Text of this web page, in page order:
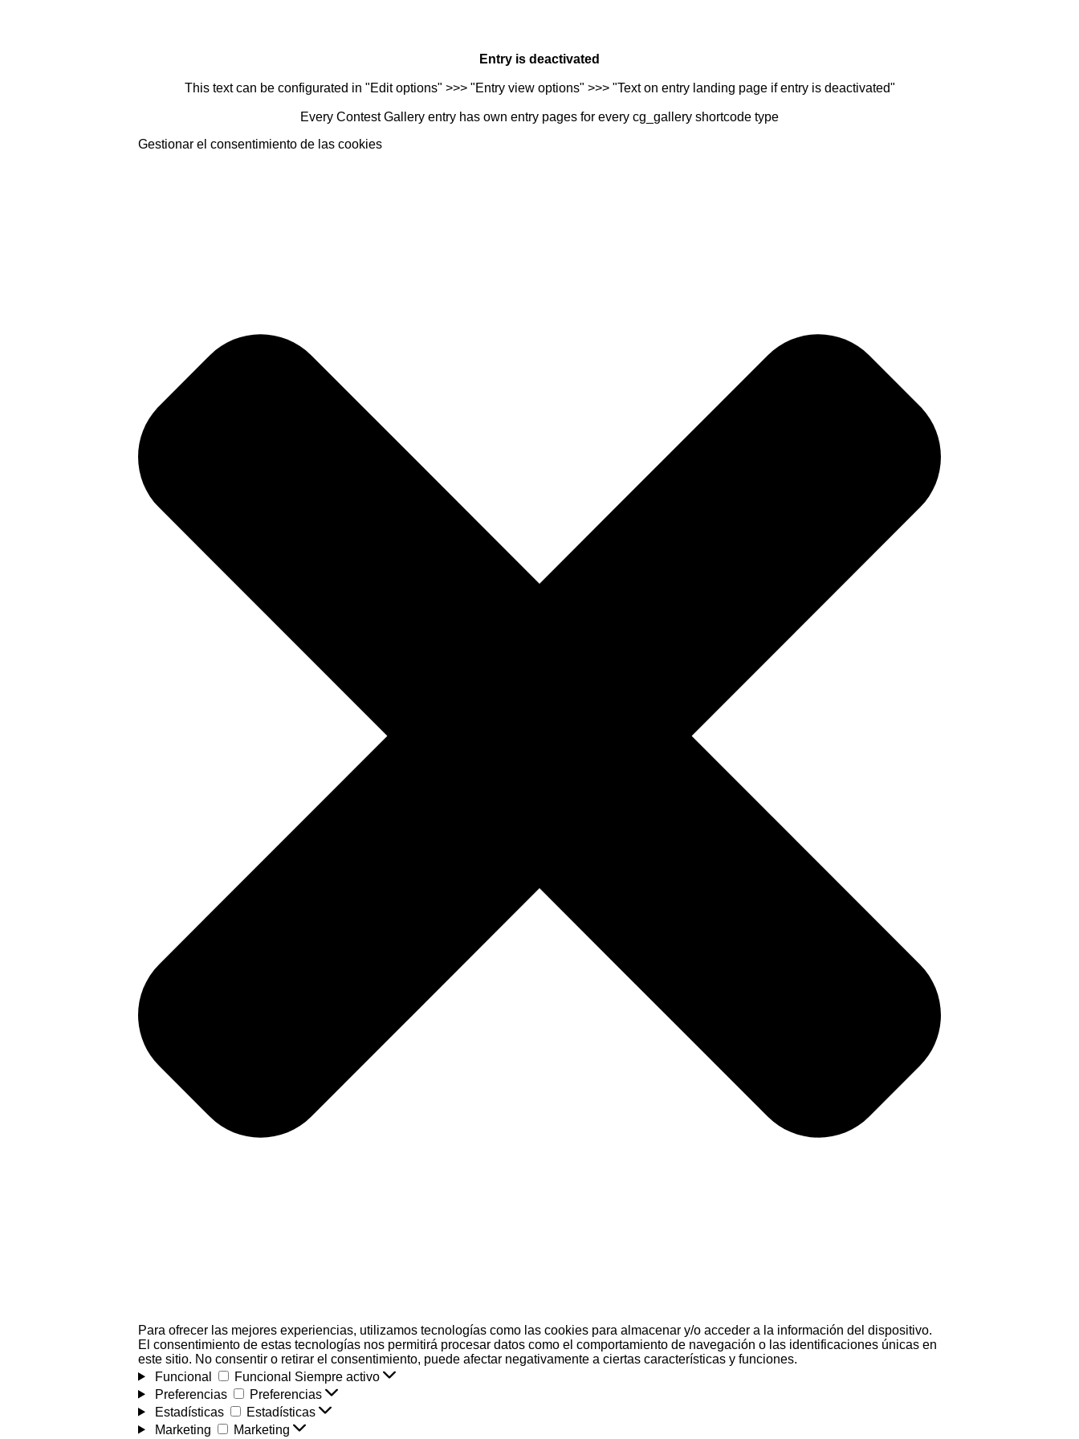
Entry is deactivated
This text can be configurated in "Edit options" >>> "Entry view options" >>> "Text on entry landing page if entry is deactivated"
Every Contest Gallery entry has own entry pages for every cg_gallery shortcode type
Gestionar el consentimiento de las cookies
Para ofrecer las mejores experiencias, utilizamos tecnologías como las cookies para almacenar y/o acceder a la información del dispositivo.
El consentimiento de estas tecnologías nos permitirá procesar datos como el comportamiento de navegación o las identificaciones únicas en
este sitio. No consentir o retirar el consentimiento, puede afectar negativamente a ciertas características y funciones.
Funcional
Funcional Siempre activo
Preferencias
Preferencias
Estadísticas
Estadísticas
Marketing
Marketing